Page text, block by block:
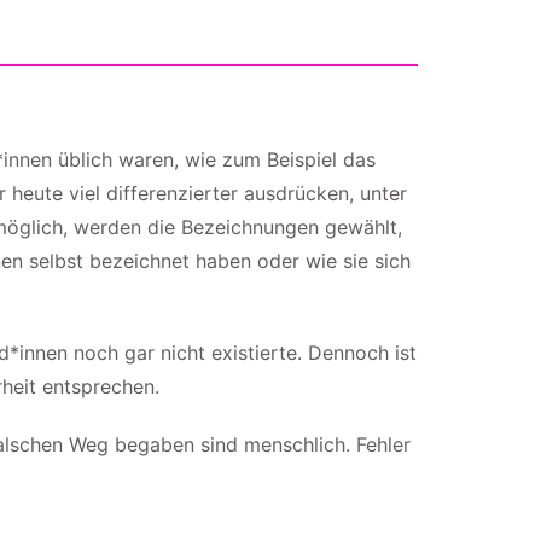
üblich waren, wie zum Beispiel das
heute viel differenzierter ausdrücken, unter
werden die Bezeichnungen gewählt,
selbst bezeichnet haben oder wie sie sich
noch gar nicht existierte. Dennoch ist
entsprechen.
Weg begaben sind menschlich. Fehler